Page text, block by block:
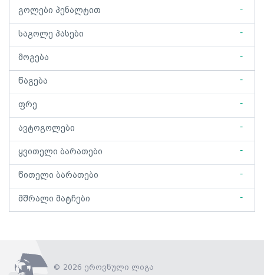
გოლები პენალტით -
საგოლე პასები -
მოგება -
წაგება -
ფრე -
ავტოგოლები -
ყვითელი ბარათები -
წითელი ბარათები -
მშრალი მატჩები -
© 2026 ეროვნული ლიგა